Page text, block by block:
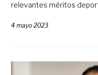
relevantes méritos
4 mayo 2023